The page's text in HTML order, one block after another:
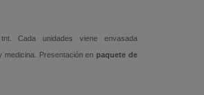
Cada unidades viene envasada
medicina. Presentación en paquete de